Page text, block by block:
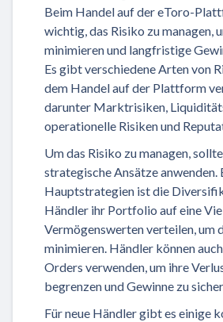
Beim Handel auf der eToro-
wichtig, das Risiko zu managen,
minimieren und langfristige
Es gibt verschiedene Arten von
dem Handel auf der Plattform
darunter Marktrisiken,
operationelle Risiken und
Um das Risiko zu managen,
strategische Ansätze anwenden.
Hauptstrategien ist die
Händler ihr Portfolio auf eine
Vermögenswerten verteilen, um
minimieren. Händler können
Orders verwenden, um ihre
begrenzen und Gewinne zu
Für neue Händler gibt es einige